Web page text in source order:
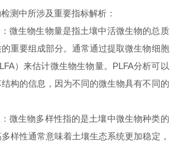
中所涉及重要指标解析：
生物生物量是指土壤中活微生物的总质
重要组成部分。通常通过提取微生物细胞
）来估计微生物生物量。PLFA分析可以
构的信息，因为不同的微生物具有不同的
生物多样性指的是土壤中微生物种类的
样性通常意味着土壤生态系统更加稳定，